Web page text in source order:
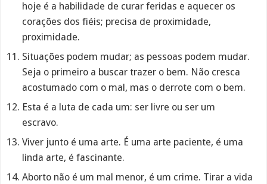
hoje é a habilidade de curar feridas e aquecer os
corações dos fiéis; precisa de proximidade,
proximidade.
Situações podem mudar; as pessoas podem mudar.
Seja o primeiro a buscar trazer o bem. Não cresca
acostumado com o mal, mas o derrote com o bem.
Esta é a luta de cada um: ser livre ou ser um
escravo.
Viver junto é uma arte. É uma arte paciente, é uma
linda arte, é fascinante.
Aborto não é um mal menor, é um crime. Tirar a vida